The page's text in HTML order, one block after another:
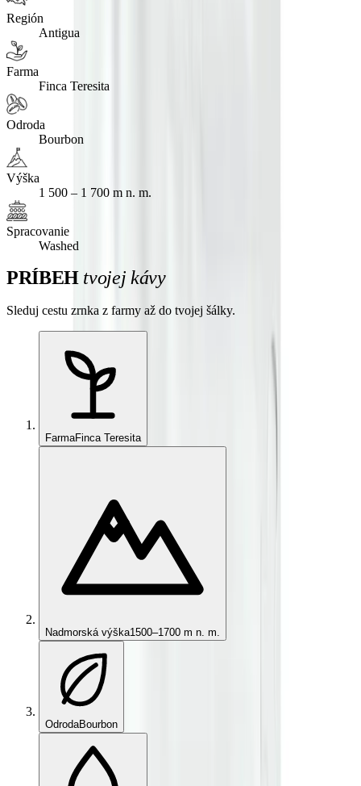
Región
Antigua
Farma
Finca Teresita
Odroda
Bourbon
Výška
1 500 – 1 700 m n. m.
Spracovanie
Washed
PRÍBEH tvojej kávy
Sleduj cestu zrnka z farmy až do tvojej šálky.
FarmaFinca Teresita
Nadmorská výška1500–1700 m n. m.
OdrodaBourbon